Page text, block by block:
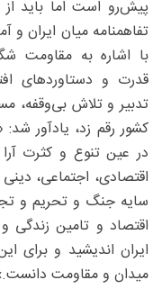
پیش‌رو است اما باید
تفاهمنامه میان ایران و
با اشاره به مقاومت
قدرت و دستاوردهای
تدبیر و تلاش بی‌وقفه،
کشور رقم زد، یادآور
در عین تنوع و کثرت
اقتصادی، اجتماعی،
سایه جنگ و تحریم و
اقتصاد و تامین
ایران اندیشید و برای
میدان و مقاومت